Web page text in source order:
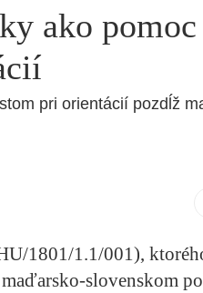
ako pomoc
pri orientácií pozdĺž
1801/1.1/001),
slovenskom